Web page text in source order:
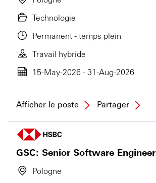
Technologie
Permanent - temps plein
Travail hybride
15-May-2026 - 31-Aug-2026
Afficher le poste Partager
GSC: Senior Software Engineer
Pologne